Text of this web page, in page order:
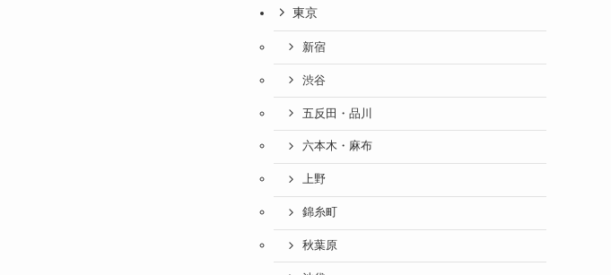
東京
新宿
渋谷
五反田・品川
六本木・麻布
上野
錦糸町
秋葉原